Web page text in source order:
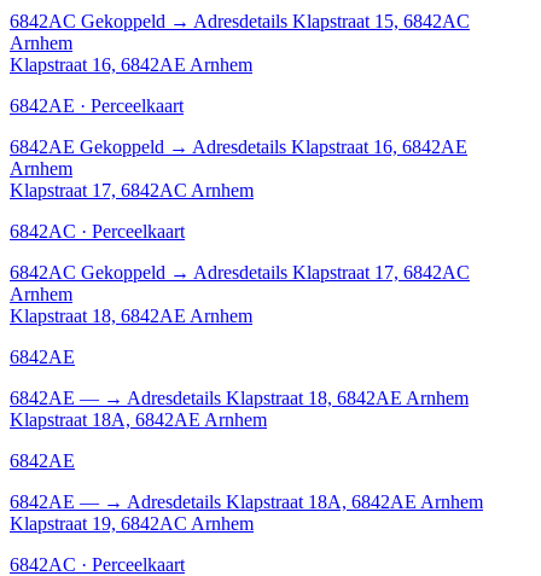
6842AC Gekoppeld → Adresdetails Klapstraat 15, 6842AC
Arnhem
Klapstraat 16, 6842AE Arnhem
6842AE · Perceelkaart
6842AE Gekoppeld → Adresdetails Klapstraat 16, 6842AE
Arnhem
Klapstraat 17, 6842AC Arnhem
6842AC · Perceelkaart
6842AC Gekoppeld → Adresdetails Klapstraat 17, 6842AC
Arnhem
Klapstraat 18, 6842AE Arnhem
6842AE
6842AE — → Adresdetails Klapstraat 18, 6842AE Arnhem
Klapstraat 18A, 6842AE Arnhem
6842AE
6842AE — → Adresdetails Klapstraat 18A, 6842AE Arnhem
Klapstraat 19, 6842AC Arnhem
6842AC · Perceelkaart